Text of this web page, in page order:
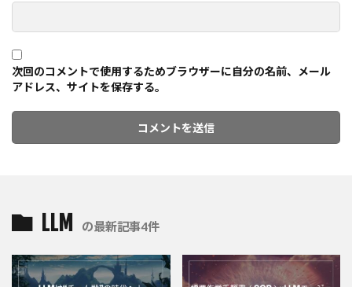
次回のコメントで使用するためブラウザーに自分の名前、メール
アドレス、サイトを保存する。
LLM の最新記事4件